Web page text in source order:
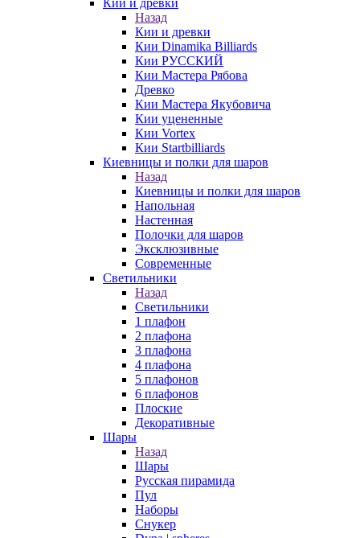
Кии и древки
Назад
Кии и древки
Кии Dinamika Billiards
Кии РУССКИЙ
Кии Мастера Рябова
Древко
Кии Мастера Якубовича
Кии уцененные
Кии Vortex
Кии Startbilliards
Киевницы и полки для шаров
Назад
Киевницы и полки для шаров
Напольная
Настенная
Полочки для шаров
Эксклюзивные
Современные
Светильники
Назад
Светильники
1 плафон
2 плафона
3 плафона
4 плафона
5 плафонов
6 плафонов
Плоские
Декоративные
Шары
Назад
Шары
Русская пирамида
Пул
Наборы
Снукер